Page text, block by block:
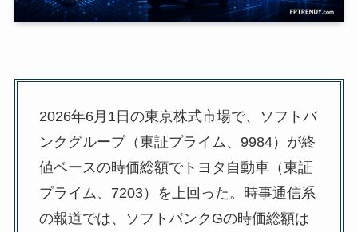
2026年6月1日の東京株式市場で、ソフトバ
ンクグループ（東証プライム、9984）が終
値ベースの時価総額でトヨタ自動車（東証
プライム、7203）を上回った。時事通信系
の報道では、ソフトバンクGの時価総額は